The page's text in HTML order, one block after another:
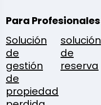
Para Profesionales
Solución
de
gestión
de
propiedad
solución
de
reserva